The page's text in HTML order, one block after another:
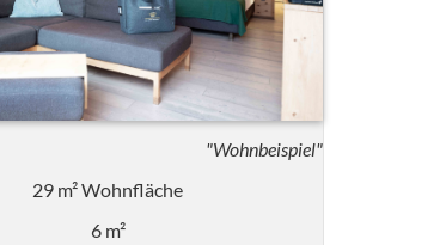
"Wohnbeispiel"
29 m² Wohnfläche
6 m²